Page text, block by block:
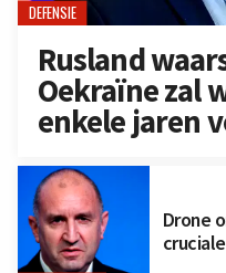
DEFENSIE
Rusland
Oekraïne zal
enkele jaren
Drone